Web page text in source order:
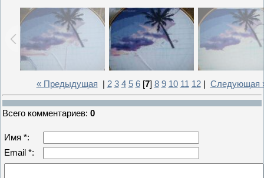
« Предыдущая 2 3 4 5 6[7] 8 9 10 11 12| Следующая
Всего комментариев: 0
Имя *:
Email *: